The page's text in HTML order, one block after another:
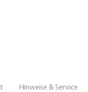
Hinweise & Service